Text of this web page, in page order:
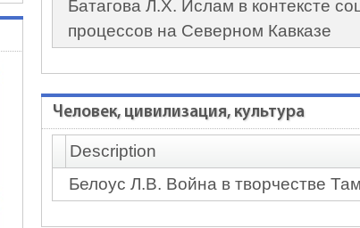
Батагова Л.Х. Ислам в контексте
процессов на Северном Кавказе
Человек, цивилизация, культура
Description
Белоус Л.В. Война в творчестве